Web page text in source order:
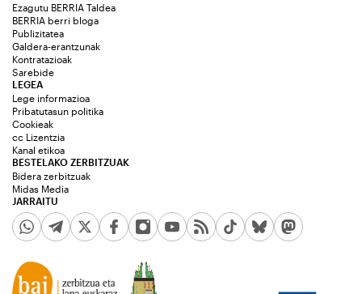
Ezagutu BERRIA Taldea
BERRIA berri bloga
Publizitatea
Galdera-erantzunak
Kontratazioak
Sarebide
JARRAITU
LEGEA
Lege informazioa
Pribatutasun politika
Cookieak
cc Lizentzia
Kanal etikoa
BESTELAKO ZERBITZUAK
Bidera zerbitzuak
Midas Media